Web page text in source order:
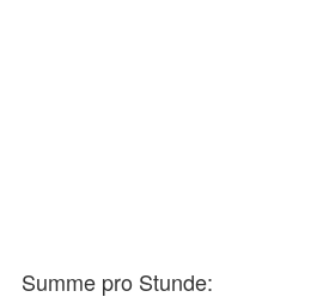
Summe pro Stunde: